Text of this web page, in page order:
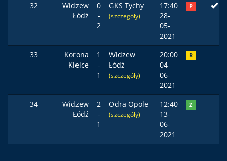
32
Widzew
Łódź
0
-
2
GKS Tychy
(szczegóły)
17:40
28-
05-
2021
P
33
Korona
Kielce
1
-
1
Widzew
Łódź
(szczegóły)
20:00
04-
06-
2021
R
34
Widzew
Łódź
2
-
1
Odra Opole
(szczegóły)
12:40
13-
06-
2021
Z